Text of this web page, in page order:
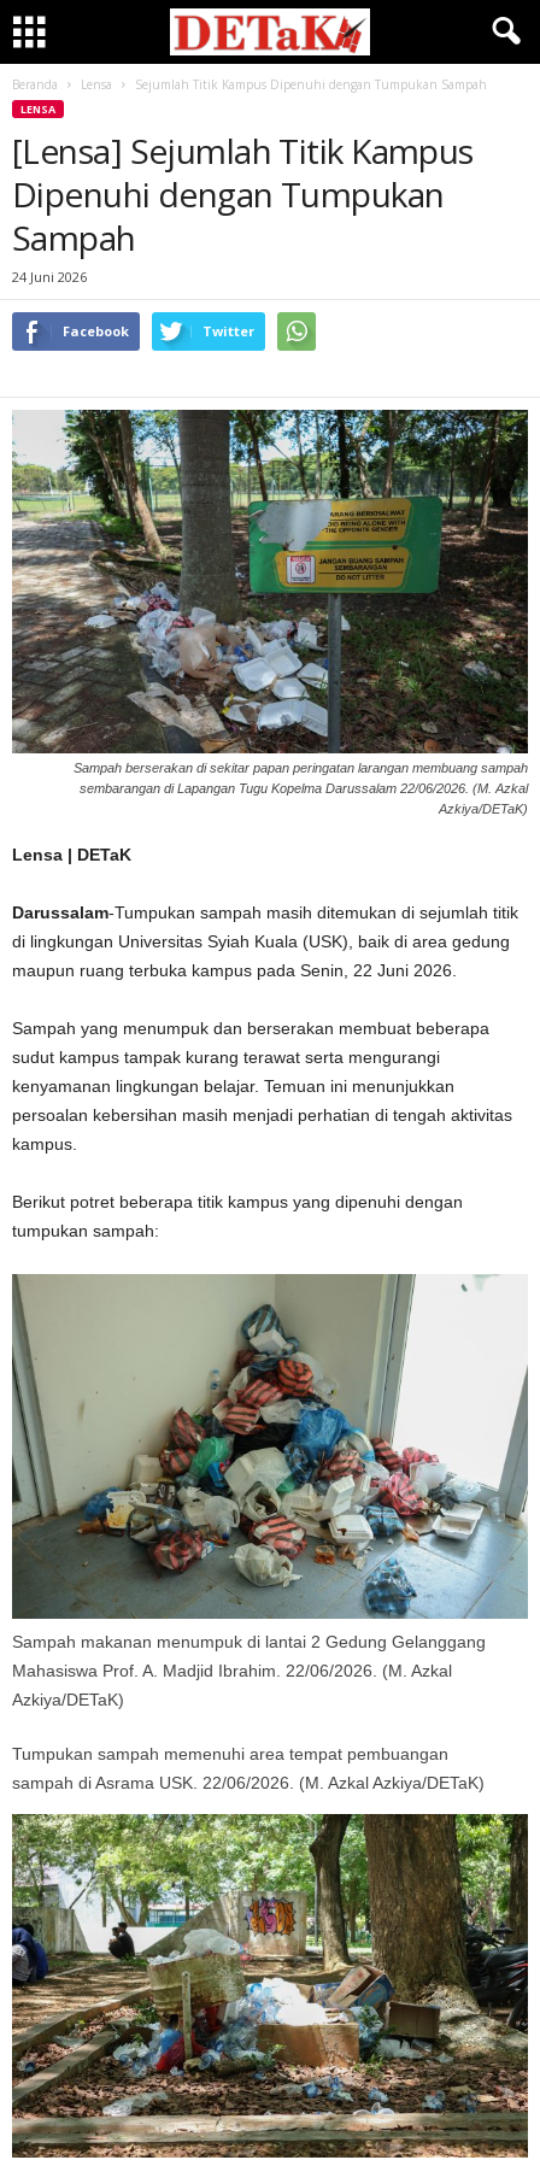
Beranda Lensa Sejumlah Titik Kampus Dipenuhi dengan Tumpukan Sampah
LENSA
[Lensa] Sejumlah Titik Kampus
Dipenuhi dengan Tumpukan
Sampah
24 Juni 2026
Facebook Twitter
Sampah berserakan di sekitar papan peringatan larangan membuang sampah
sembarangan di Lapangan Tugu Kopelma Darussalam 22/06/2026. (M. Azkal
Azkiya/DETaK)
Lensa | DETaK
Darussalam-Tumpukan sampah masih ditemukan di sejumlah titik
di lingkungan Universitas Syiah Kuala (USK), baik di area gedung
maupun ruang terbuka kampus pada Senin, 22 Juni 2026.
Sampah yang menumpuk dan berserakan membuat beberapa
sudut kampus tampak kurang terawat serta mengurangi
kenyamanan lingkungan belajar. Temuan ini menunjukkan
persoalan kebersihan masih menjadi perhatian di tengah aktivitas
kampus.
Berikut potret beberapa titik kampus yang dipenuhi dengan
tumpukan sampah:
Sampah makanan menumpuk di lantai 2 Gedung Gelanggang
Mahasiswa Prof. A. Madjid Ibrahim. 22/06/2026. (M. Azkal
Azkiya/DETaK)
Tumpukan sampah memenuhi area tempat pembuangan
sampah di Asrama USK. 22/06/2026. (M. Azkal Azkiya/DETaK)